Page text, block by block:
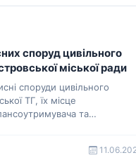
споруд цивільного
міської ради
споруди цивільного
ТГ, їх місце
та